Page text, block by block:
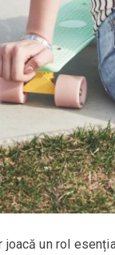
joacă un rol